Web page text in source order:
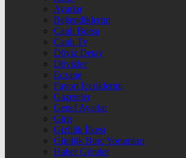
Ayarlar
Beğendiklerim
Canlı Borsa
Canlı Tv
Döviz Detay
Dövizler
Eczane
Favori İçeriklerim
Gazeteler
Genel Ayarlar
Giriş
Gizlilik İlkesi
Günlük Burç Yorumları
Haber Gönder